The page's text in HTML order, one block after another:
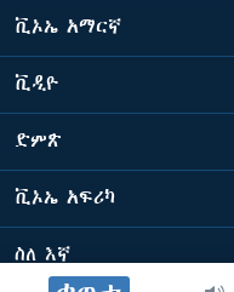
ቪኦኤ አማርኛ
ቪዲዮ
ድምጽ
ቪኦኤ አፍሪካ
ስለ እኛ